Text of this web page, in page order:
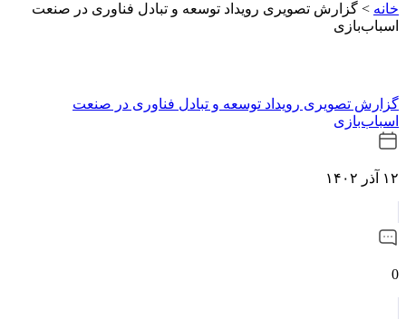
خانه > گزارش تصویری رویداد توسعه و تبادل فناوری در صنعت
اسباب‌بازی
گزارش تصویری رویداد توسعه و تبادل فناوری در صنعت
اسباب‌بازی
۱۲ آذر ۱۴۰۲
0